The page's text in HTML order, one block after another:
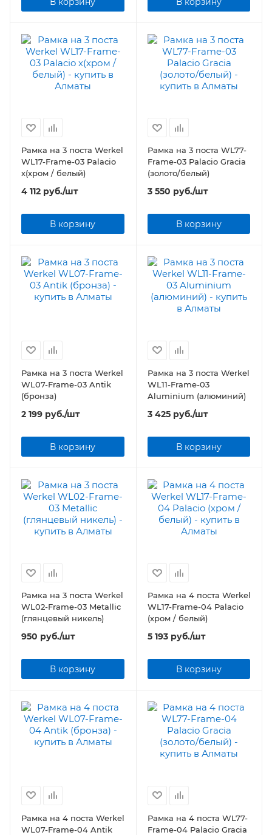
Рамка на 3 поста Werkel
WL17-Frame-03 Palacio
х(хром / белый)
4 112 руб./шт
В корзину
Рамка на 3 поста WL77-
Frame-03 Palacio Gracia
(золото/белый)
3 550 руб./шт
В корзину
Рамка на 3 поста Werkel
WL07-Frame-03 Antik
(бронза)
2 199 руб./шт
В корзину
Рамка на 3 поста Werkel
WL11-Frame-03
Aluminium (алюминий)
3 425руб./шт
В корзину
Рамка на 3 поста Werkel
WL02-Frame-03 Metallic
(глянцевый никель)
950 руб./шт
В корзину
Рамка на 4 поста Werkel
WL17-Frame-04 Palacio
(хром / белый)
5 193руб./шт
В корзину
Рамка на 4 поста Werkel
WL07-Frame-04 Antik
Рамка на 4 поста WL77-
Frame-04 Palacio Gracia